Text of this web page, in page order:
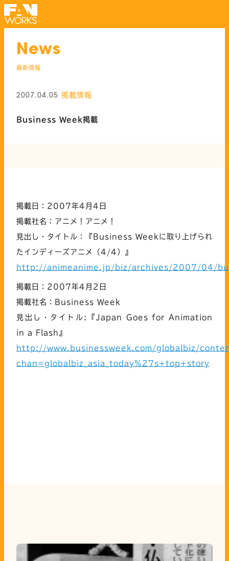
News
最新情報
2007.04.05 掲載情報
Business Week掲載
掲載日：2007年4月4日
掲載社名：アニメ！アニメ！
見出し・タイトル：『Business Weekに取り上げられ
たインディーズアニメ（4/4）』
http://animeanime.jp/biz/archives/2007/04/
掲載日：2007年4月2日
掲載社名：Business Week
見出し・タイトル:『Japan Goes for Animation
in a Flash』
http://www.businessweek.com/globalbiz/
chan=globalbiz_asia_today%27s+top+story